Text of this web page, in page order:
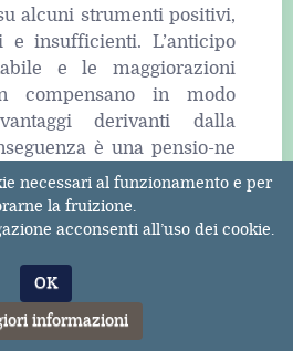
alcuni strumenti positivi,
e insufficienti. L’anticipo
e le maggiorazioni
compensano in modo
derivanti dalla
è una pensio-ne
che spesso non
di vita dignitoso, in
costituzionale di
del sistema italiano
riassunte nella rigidità dei
nella scarsa incidenza
necessari al funzionamento e per
la fruizione.
acconsenti all’uso dei cookie.
OK
informazioni